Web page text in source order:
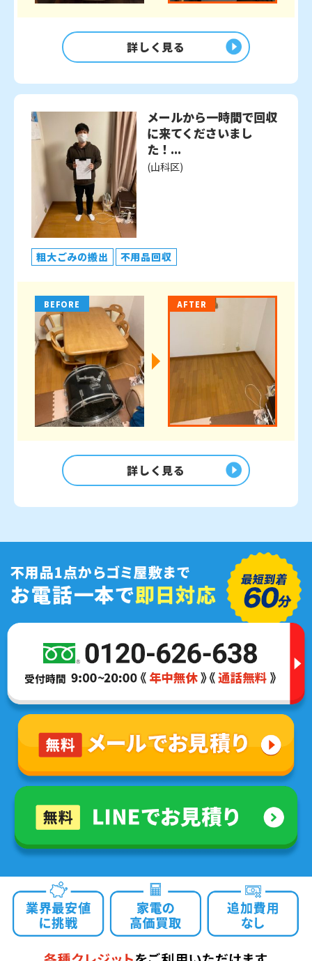
詳しく見る
メールから一時間で回収
に来てくださいまし
た！...
(山科区)
粗大ごみの搬出 不用品回収
BEFORE AFTER
詳しく見る